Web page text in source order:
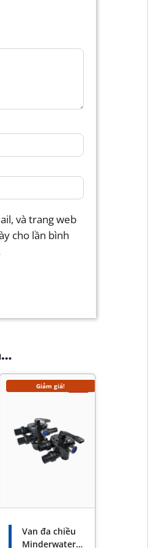
và trang web
cho lần bình
Giảm giá!
Van đa chiều
Minderwater